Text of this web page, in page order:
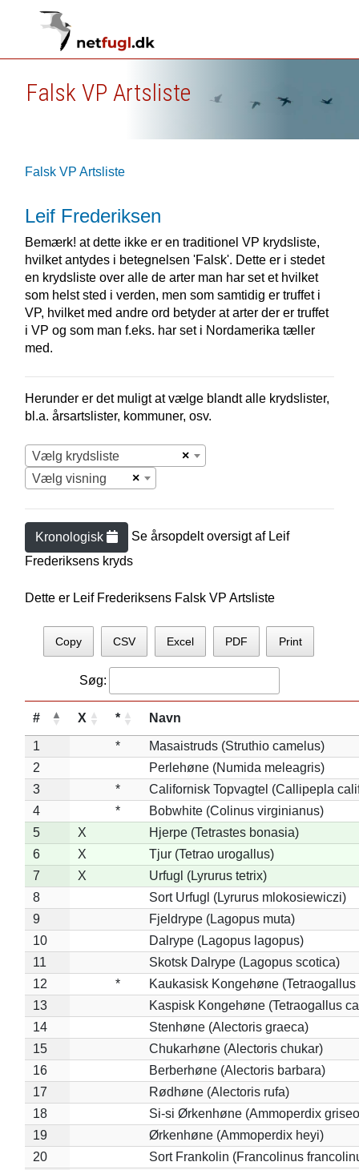
Falsk VP Artsliste
Falsk VP Artsliste
Leif Frederiksen
Bemærk! at dette ikke er en traditionel VP krydsliste,
hvilket antydes i betegnelsen 'Falsk'. Dette er i stedet
en krydsliste over alle de arter man har set et hvilket
som helst sted i verden, men som samtidig er truffet i
VP, hvilket med andre ord betyder at arter der er truffet
i VP og som man f.eks. har set i Nordamerika tæller
med.
Herunder er det muligt at vælge blandt alle krydslister,
bl.a. årsartslister, kommuner, osv.
×
Vælg krydsliste
×
Vælg visning
Kronologisk Se årsopdelt oversigt af Leif
Frederiksens kryds
Dette er Leif Frederiksens Falsk VP Artsliste
Copy CSV Excel PDF Print
Søg:
# X * Navn
1 *
Masaistruds (Struthio camelus)
2
Perlehøne (Numida meleagris)
3
*
Californisk Topvagtel (Callipepla
4
*
Bobwhite (Colinus virginianus)
5
X
Hjerpe (Tetrastes bonasia)
6
X
Tjur (Tetrao urogallus)
7
X
Urfugl (Lyrurus tetrix)
8
Sort Urfugl (Lyrurus mlokosiewiczi)
9
Fjeldrype (Lagopus muta)
10
Dalrype (Lagopus lagopus)
11
Skotsk Dalrype (Lagopus scotica)
12
*
Kaukasisk Kongehøne
13
Kaspisk Kongehøne (Tetraogallus
14
Stenhøne (Alectoris graeca)
15
Chukarhøne (Alectoris chukar)
16
Berberhøne (Alectoris barbara)
17
Rødhøne (Alectoris rufa)
18
Si-si Ørkenhøne (Ammoperdix
19
Ørkenhøne (Ammoperdix heyi)
20
Sort Frankolin (Francolinus